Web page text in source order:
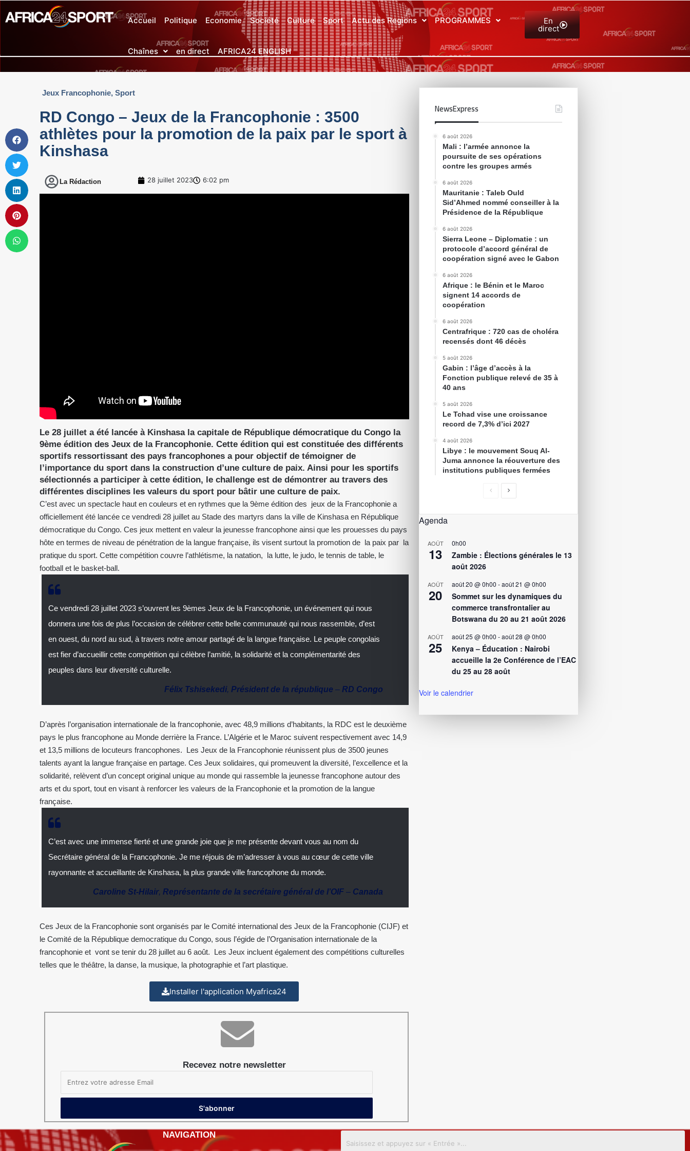
Accueil Politique Economie Société Culture Sport Actu des Regions PROGRAMMES
Chaînes en direct AFRICA24 ENGLISH
En
direct
Jeux Francophonie, Sport
RD Congo – Jeux de la Francophonie : 3500
athlètes pour la promotion de la paix par le sport à
Kinshasa
La Rédaction 28 juillet 2023 6:02 pm
Le 28 juillet a été lancée à Kinshasa la capitale de République démocratique du Congo la
9ème édition des Jeux de la Francophonie. Cette édition qui est constituée des différents
sportifs ressortissant des pays francophones a pour objectif de témoigner de
l’importance du sport dans la construction d’une culture de paix. Ainsi pour les sportifs
sélectionnés a participer à cette édition, le challenge est de démontrer au travers des
différentes disciplines les valeurs du sport pour bâtir une culture de paix.
C’est avec un spectacle haut en couleurs et en rythmes que la 9ème édition des jeux de la Francophonie a
officiellement été lancée ce vendredi 28 juillet au Stade des martyrs dans la ville de Kinshasa en République
démocratique du Congo. Ces jeux mettent en valeur la jeunesse francophone ainsi que les prouesses du pays
hôte en termes de niveau de pénétration de la langue française, ils visent surtout la promotion de la paix par la
pratique du sport. Cette compétition couvre l’athlétisme, la natation, la lutte, le judo, le tennis de table, le
football et le basket-ball.
Ce vendredi 28 juillet 2023 s’ouvrent les 9èmes Jeux de la Francophonie, un événement qui nous
donnera une fois de plus l’occasion de célébrer cette belle communauté qui nous rassemble, d’est
en ouest, du nord au sud, à travers notre amour partagé de la langue française. Le peuple congolais
est fier d’accueillir cette compétition qui célèbre l’amitié, la solidarité et la complémentarité des
peuples dans leur diversité culturelle.
Félix Tshisekedi, Président de la république – RD Congo
D’après l’organisation internationale de la francophonie, avec 48,9 millions d’habitants, la RDC est le deuxième
pays le plus francophone au Monde derrière la France. L’Algérie et le Maroc suivent respectivement avec 14,9
et 13,5 millions de locuteurs francophones. Les Jeux de la Francophonie réunissent plus de 3500 jeunes
talents ayant la langue française en partage. Ces Jeux solidaires, qui promeuvent la diversité, l’excellence et la
solidarité, relèvent d’un concept original unique au monde qui rassemble la jeunesse francophone autour des
arts et du sport, tout en visant à renforcer les valeurs de la Francophonie et la promotion de la langue
française.
C’est avec une immense fierté et une grande joie que je me présente devant vous au nom du
Secrétaire général de la Francophonie. Je me réjouis de m’adresser à vous au cœur de cette ville
rayonnante et accueillante de Kinshasa, la plus grande ville francophone du monde.
Caroline St-Hilair, Représentante de la secrétaire général de l’OIF – Canada
Ces Jeux de la Francophonie sont organisés par le Comité international des Jeux de la Francophonie (CIJF) et
le Comité de la République democratique du Congo, sous l’égide de l’Organisation internationale de la
francophonie et vont se tenir du 28 juillet au 6 août. Les Jeux incluent également des compétitions culturelles
telles que le théâtre, la danse, la musique, la photographie et l’art plastique.
Installer l'application Myafrica24
Recevez notre newsletter
NewsExpress
6 août 2026
Mali : l’armée annonce la
poursuite de ses opérations
contre les groupes armés
6 août 2026
Mauritanie : Taleb Ould
Sid’Ahmed nommé conseiller à la
Présidence de la République
6 août 2026
Sierra Leone – Diplomatie : un
protocole d’accord général de
coopération signé avec le Gabon
6 août 2026
Afrique : le Bénin et le Maroc
signent 14 accords de
coopération
6 août 2026
Centrafrique : 720 cas de choléra
recensés dont 46 décès
5 août 2026
Gabin : l’âge d’accès à la
Fonction publique relevé de 35 à
40 ans
5 août 2026
Le Tchad vise une croissance
record de 7,3% d’ici 2027
4 août 2026
Libye : le mouvement Souq Al-
Juma annonce la réouverture des
institutions publiques fermées
Agenda
AOÛT
13
0h00
Zambie : Élections générales le 13
août 2026
AOÛT
20
août 20 @ 0h00 -août 21 @ 0h00
Sommet sur les dynamiques du
commerce transfrontalier au
Botswana du 20 au 21 août 2026
AOÛT
25
août 25 @ 0h00 -août 28 @ 0h00
Kenya – Éducation : Nairobi
accueille la 2e Conférence de l’EAC
du 25 au 28 août
Voir le calendrier
NAVIGATION